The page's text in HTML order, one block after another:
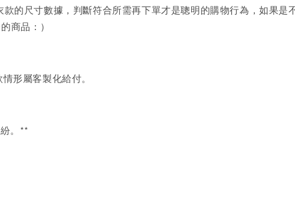
的尺寸數據，判斷符合所需再下單才是聰明的購物行為，如果是
商品：）
形屬客製化給付。
。**